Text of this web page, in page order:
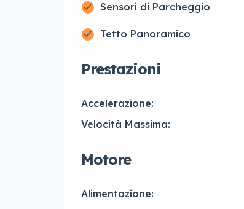
Sensori di Parcheggio
Tetto Panoramico
Prestazioni
Accelerazione:
Velocità Massima:
Motore
Alimentazione: